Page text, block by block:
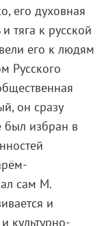
его духовная
тяга к русской
его к людям
Русского
он сразу
был избран в
сам М.
и
культурно-